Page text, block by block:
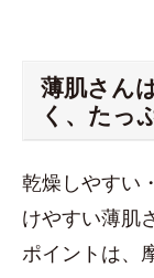
薄肌さん
く、たっ
乾燥しやすい
けやすい薄肌
ポイントは、